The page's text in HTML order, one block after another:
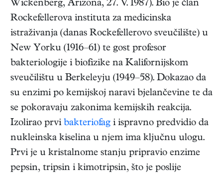
Wickenberg, Arizona, 27. V. 1987). Bio je član
Rockefellerova instituta za medicinska
istraživanja (danas Rockefellerovo sveučilište) u
New Yorku (1916–61) te gost profesor
bakteriologije i biofizike na Kalifornijskom
sveučilištu u Berkeleyju (1949–58). Dokazao da
su enzimi po kemijskoj naravi bjelančevine te da
se pokoravaju zakonima kemijskih reakcija.
Izolirao prvi bakteriofag i ispravno predvidio da
nukleinska kiselina u njem ima ključnu ulogu.
Prvi je u kristalnome stanju pripravio enzime
pepsin, tripsin i kimotripsin, što je poslije